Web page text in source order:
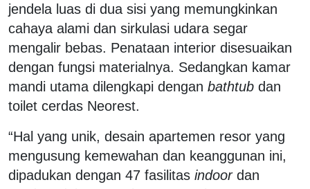
jendela luas di dua sisi yang memungkinkan
cahaya alami dan sirkulasi udara segar
mengalir bebas. Penataan interior disesuaikan
dengan fungsi materialnya. Sedangkan kamar
mandi utama dilengkapi dengan bathtub dan
toilet cerdas Neorest.
“Hal yang unik, desain apartemen resor yang
mengusung kemewahan dan keanggunan ini,
dipadukan dengan 47 fasilitas indoordan